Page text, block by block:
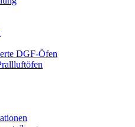
DGF-Öfen